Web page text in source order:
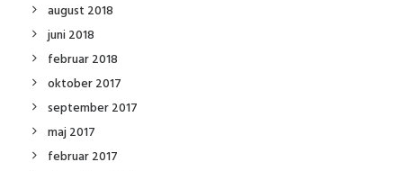
august 2018
juni 2018
februar 2018
oktober 2017
september 2017
maj 2017
februar 2017